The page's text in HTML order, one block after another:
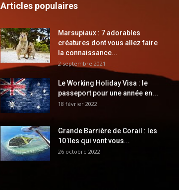
Articles populaires
Marsupiaux : 7 adorables
créatures dont vous allez faire
la connaissance...
2 septembre 2021
Le Working Holiday Visa : le
passeport pour une année en...
18 février 2022
Grande Barrière de Corail : les
10 îles qui vont vous...
26 octobre 2022